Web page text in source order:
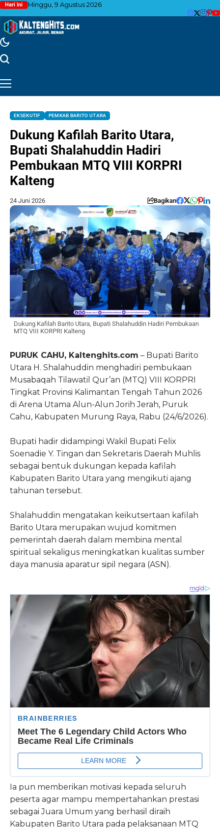
Hari Ini Minggu, 9 Agustus 2026
EKSEKUTIF PEMKAB BARITO UTARA
Dukung Kafilah Barito Utara,
Bupati Shalahuddin Hadiri
Pembukaan MTQ VIII KORPRI
Kalteng
24 Juni 2026 Bagikan
Dukung Kafilah Barito Utara, Bupati Shalahuddin Hadiri Pembukaan
MTQ VIII KORPRI Kalteng
PURUK CAHU, Kaltenghits.com – Bupati Barito
Utara H. Shalahuddin menghadiri pembukaan
Musabaqah Tilawatil Qur’an (MTQ) VIII KORPRI
Tingkat Provinsi Kalimantan Tengah Tahun 2026
di Arena Utama Alun-Alun Jorih Jerah, Puruk
Cahu, Kabupaten Murung Raya, Rabu (24/6/2026).
Bupati hadir didampingi Wakil Bupati Felix
Soenadie Y. Tingan dan Sekretaris Daerah Muhlis
sebagai bentuk dukungan kepada kafilah
Kabupaten Barito Utara yang mengikuti ajang
tahunan tersebut.
Shalahuddin mengatakan keikutsertaan kafilah
Barito Utara merupakan wujud komitmen
pemerintah daerah dalam membina mental
spiritual sekaligus meningkatkan kualitas sumber
daya manusia aparatur sipil negara (ASN).
Ia pun memberikan motivasi kepada seluruh
peserta agar mampu mempertahankan prestasi
sebagai Juara Umum yang berhasil diraih
Kabupaten Barito Utara pada pelaksanaan MTQ